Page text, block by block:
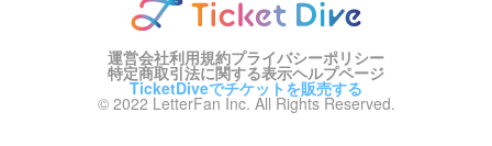
運営会社利用規約プライバシーポリシー
特定商取引法に関する表示ヘルプページ
TicketDiveでチケットを販売する
© 2022 LetterFan Inc. All Rights Reserved.